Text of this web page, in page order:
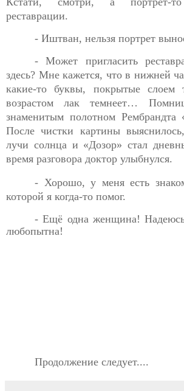
реставрации.
- Иштван, нельзя портрет
- Может пригласить
здесь? Мне кажется, что в нижней
какие-то буквы, покрытые слоем
возрастом лак темнеет…
знаменитым полотном Рембрандта
После чистки картины
лучи солнца и «Дозор» стал
время разговора доктор улыбнулся.
- Хорошо, у меня есть
которой я когда-то помог.
- Ещё одна женщина!
любопытна!
Продолжение следует....